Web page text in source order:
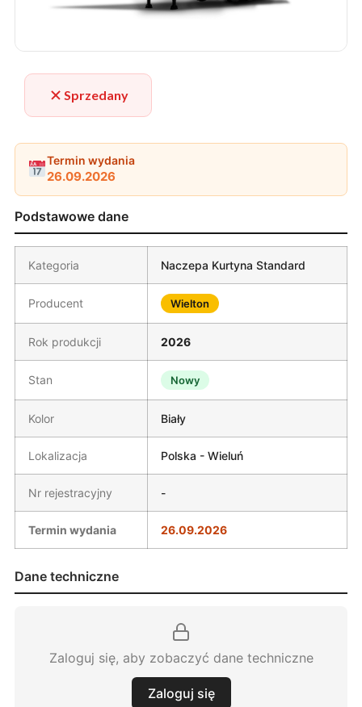
Sprzedany
Termin wydania
26.09.2026
Podstawowe dane
Kategoria Naczepa Kurtyna Standard
Producent Wielton
Rok produkcji 2026
Stan Nowy
Kolor Biały
Lokalizacja Polska - Wieluń
Nr rejestracyjny -
Termin wydania 26.09.2026
Dane techniczne
Zaloguj się, aby zobaczyć dane techniczne
Zaloguj się